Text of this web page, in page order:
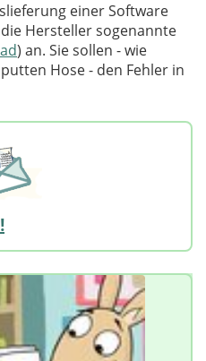
einer Software
Hersteller sogenannte
) an. Sie sollen - wie
Hose - den Fehler in